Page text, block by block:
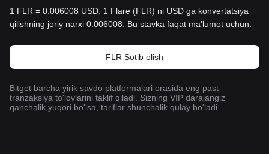
1 FLR = 0.006008 USD. 1 Flare (FLR) ni USD ga konvertatsiya
qilishning joriy narxi 0.006008. Bu stavka faqat ma'lumot uchun.
FLR Sotib olish
Bitget barcha yirik savdo platformalari orasida eng past
tranzaksiya to'lovlarini taklif qiladi. Sizning VIP darajangiz
qanchalik yuqori bo'lsa, tariflar shunchalik qulay bo'ladi.